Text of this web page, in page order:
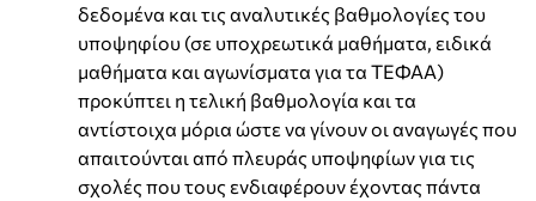
δεδομένα και τις αναλυτικές βαθμολογίες του
υποψηφίου (σε υποχρεωτικά μαθήματα, ειδικά
μαθήματα και αγωνίσματα για τα ΤΕΦΑΑ)
προκύπτει η τελική βαθμολογία και τα
αντίστοιχα μόρια ώστε να γίνουν οι αναγωγές που
απαιτούνται από πλευράς υποψηφίων για τις
σχολές που τους ενδιαφέρουν έχοντας πάντα